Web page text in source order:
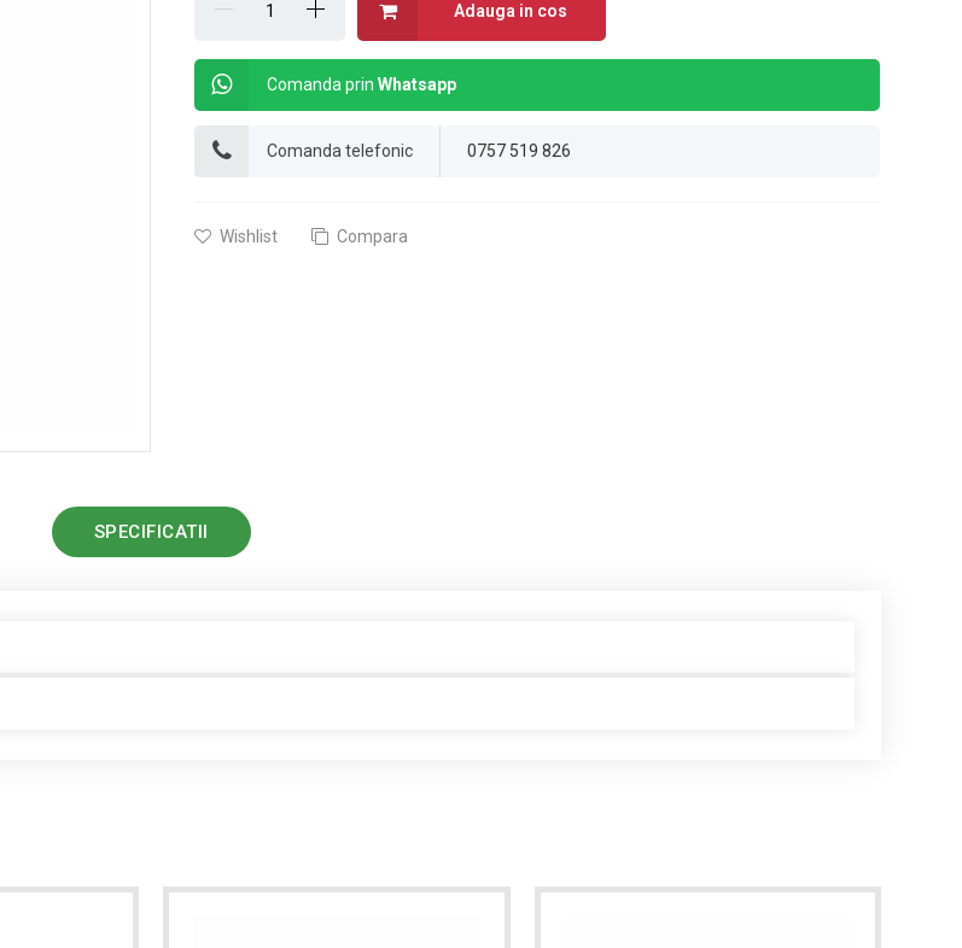
Adauga in cos
Comanda prinWhatsapp
Comanda telefonic 0757 519 826
Wishlist Compara
SPECIFICATII